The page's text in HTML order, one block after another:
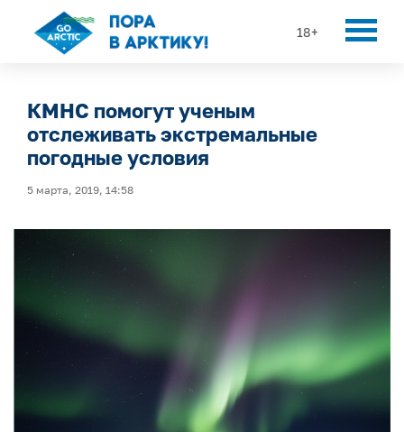
18+
КМНС помогут ученым
отслеживать экстремальные
погодные условия
5 марта, 2019, 14:58